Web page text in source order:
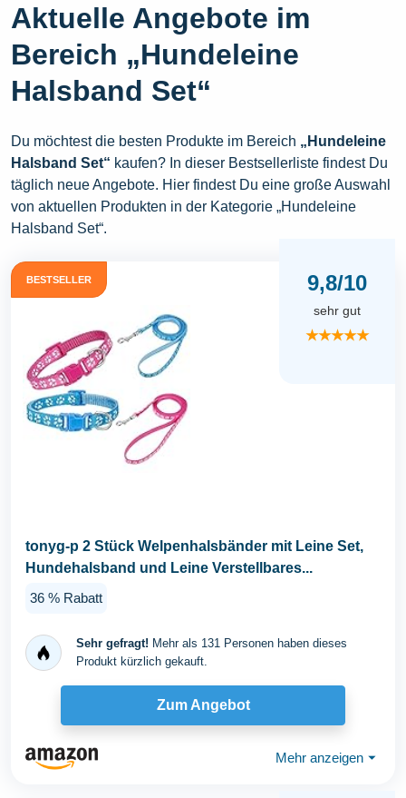
Aktuelle Angebote im
Bereich „Hundeleine
Halsband Set“
Du möchtest die besten Produkte im Bereich „Hundeleine
Halsband Set“ kaufen? In dieser Bestsellerliste findest Du
täglich neue Angebote. Hier findest Du eine große Auswahl
von aktuellen Produkten in der Kategorie „Hundeleine
Halsband Set“.
BESTSELLER 9,8/10
sehr gut
★★★★★
tonyg-p 2 Stück Welpenhalsbänder mit Leine Set,
Hundehalsband und Leine Verstellbares...
36 % Rabatt
Sehr gefragt! Mehr als 131 Personen haben dieses
Produkt kürzlich gekauft.
Zum Angebot
Mehr anzeigen ⏷